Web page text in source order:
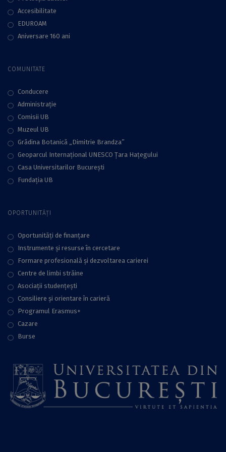
Accesibilitate
EDUROAM
Aniversare 160 ani
COMUNITATE
Conducere
Administraţie
Comisii UB
Muzeul UB
Grădina Botanică „Dimitrie Brandza”
Geoparcul Internațional UNESCO Țara Hațegului
Casa Universitarilor București
Fundaţia UB
OPORTUNITĂȚI
Oportunități de finanțare
Instrumente și resurse în cercetare
Formare profesională și dezvoltarea carierei
Centre de limbi străine
Asociații studențești
Consiliere şi orientare în carieră
Programul Erasmus+
Cazare
Burse